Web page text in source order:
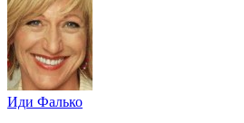
Иди Фалько